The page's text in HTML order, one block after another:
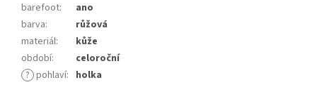
barefoot:
ano
barva:
růžová
materiál:
kůže
období:
celoroční
? pohlaví: holka